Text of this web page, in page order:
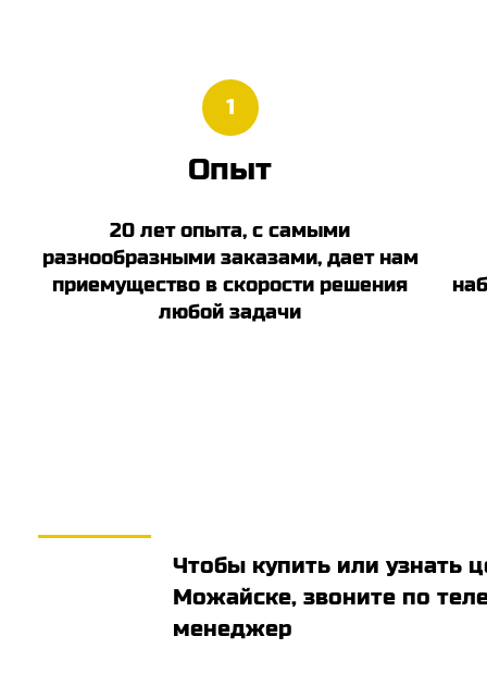
1
Опыт
20 лет опыта, с самыми
разнообразными заказами, дает нам
приемущество в скорости решения
любой задачи
Чтобы купить или узнать
Можайске, звоните по
менеджер